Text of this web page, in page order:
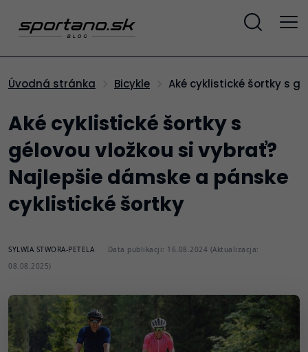
Úvodná stránka Bicykle Aké cyklistické šortky s
Aké cyklistické šortky s
gélovou vložkou si vybrať?
Najlepšie dámske a pánske
cyklistické šortky
SYLWIA STWORA-PETELA
Data publikacji: 16.08.2024 (Aktualizacja:
08.08.2025)